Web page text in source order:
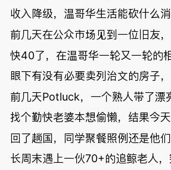
收入降级，温哥华生活能砍什么消
前几天在公众市场见到一位旧友
快40了，在温哥华一轮又一轮的
眼下有没有必要卖列治文的房子
前几天Potluck，一个熟人带了漂
找个勤快老婆本想偷懒，结果今
回了趟国，同学聚餐照例还是他
长周末遇上一伙70+的追鲸老人，